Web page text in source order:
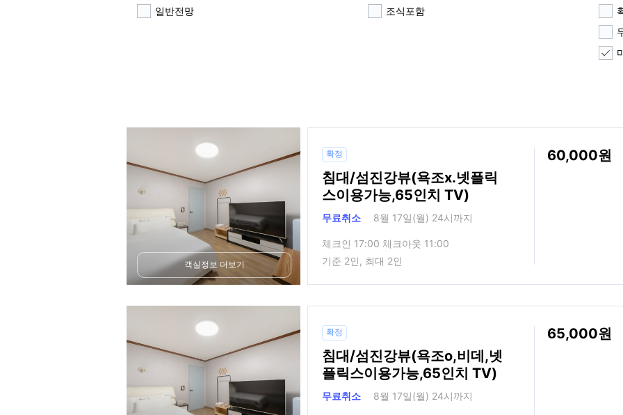
일반전망 조식포함
객실정보 더보기
확정
침대/섬진강뷰(욕조x.넷플릭
스이용가능,65인치 TV)
무료취소 8월 17일(월) 24시까지
체크인 17:00 체크아웃 11:00
기준 2인, 최대 2인
60,000
확정
침대/섬진강뷰(욕조o,비데,넷
플릭스이용가능,65인치 TV)
무료취소 8월 17일(월) 24시까지
65,000